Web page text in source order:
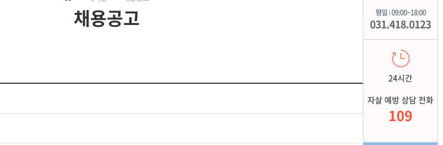
채용공고 평일 | 09:00~18:00
031.418.0123
24시간
자살 예방 상담 전화
109